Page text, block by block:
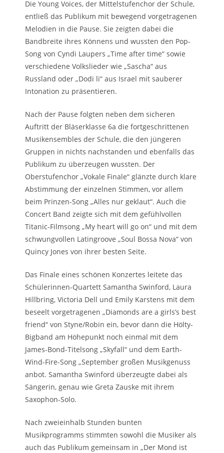
Die Young Voices, der Mittelstufenchor der Schule,
entließ das Publikum mit bewegend vorgetragenen
Melodien in die Pause. Sie zeigten dabei die
Bandbreite ihres Könnens und wussten den Pop-
Song von Cyndi Laupers „Time after time“ sowie
verschiedene Volkslieder wie „Sascha“ aus
Russland oder „Dodi li“ aus Israel mit sauberer
Intonation zu präsentieren.
Nach der Pause folgten neben dem sicheren
Auftritt der Bläserklasse 6a die fortgeschrittenen
Musikensembles der Schule, die den jüngeren
Gruppen in nichts nachstanden und ebenfalls das
Publikum zu überzeugen wussten. Der
Oberstufenchor „Vokale Finale“ glänzte durch klare
Abstimmung der einzelnen Stimmen, vor allem
beim Prinzen-Song „Alles nur geklaut“. Auch die
Concert Band zeigte sich mit dem gefühlvollen
Titanic-Filmsong „My heart will go on“ und mit dem
schwungvollen Latingroove „Soul Bossa Nova“ von
Quincy Jones von ihrer besten Seite.
Das Finale eines schönen Konzertes leitete das
Schülerinnen-Quartett Samantha Swinford, Laura
Hillbring, Victoria Dell und Emily Karstens mit dem
beseelt vorgetragenen „Diamonds are a girls’s best
friend“ von Styne/Robin ein, bevor dann die Hölty-
Bigband am Höhepunkt noch einmal mit dem
James-Bond-Titelsong „Skyfall“ und dem Earth-
Wind-Fire-Song „September großen Musikgenuss
anbot. Samantha Swinford überzeugte dabei als
Sängerin, genau wie Greta Zauske mit ihrem
Saxophon-Solo.
Nach zweieinhalb Stunden bunten
Musikprogramms stimmten sowohl die Musiker als
auch das Publikum gemeinsam in „Der Mond ist